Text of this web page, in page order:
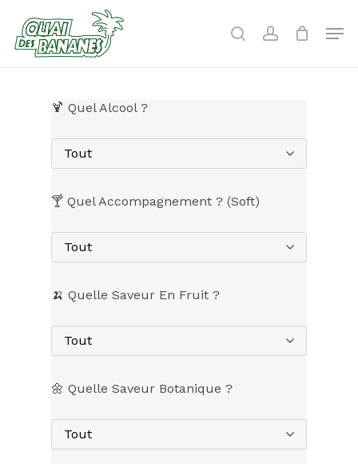
main
content
searchaccount
🍹 Quel Alcool ?
Tout
🍸 Quel Accompagnement ? (Soft)
Tout
🍌 Quelle Saveur En Fruit ?
Tout
🌼 Quelle Saveur Botanique ?
Tout